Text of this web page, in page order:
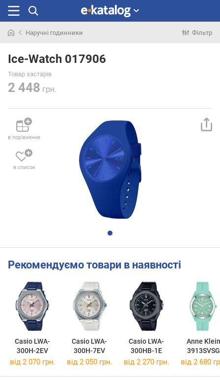
раніше
Наручні годинники Фільтр
Ice-Watch 017906
Товар застарів
2 448 грн.
в порівняння
в список
Рекомендуємо товари в наявності
Casio LWA-
300H-2EV
Casio LWA-
300H-7EV
Casio LWA-
300HB-1E
Anne Klein
3913SVSG
від 2 070 грн. від 2 050 грн. від 2 270 грн. від 2 680